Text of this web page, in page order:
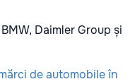
Daimler Group și